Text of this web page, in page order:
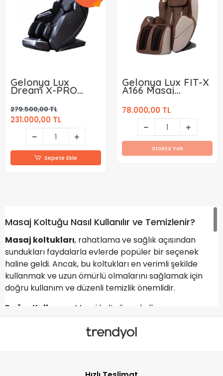
Gelonya Lux
Dream X-PRO
A661 Masaj
Koltuğu
279.500,00 TL
231.000,00 TL
Sepete Ekle
Gelonya Lux FIT-X
A166 Masaj
Koltuğu
78.000,00 TL
Stokta Yok
Masaj Koltuğu Nasıl Kullanılır ve Temizlenir?
Masaj koltukları, rahatlama ve sağlık açısından
sundukları faydalarla evlerde popüler bir seçenek
haline geldi. Ancak, bu koltukları en verimli şekilde
kullanmak ve uzun ömürlü olmalarını sağlamak için
doğru kullanım ve düzenli temizlik önemlidir.
Doğru Kullanım:
Masaj koltuğunu kullanmaya
başlamadan önce, kullanım kılavuzunu dikkatlice
okumak çok önemlidir. Koltuğa oturduğunuzda,